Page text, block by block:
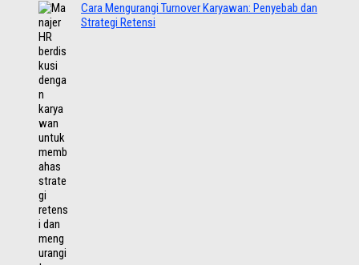
Cara Mengurangi Turnover Karyawan: Penyebab dan
Strategi Retensi